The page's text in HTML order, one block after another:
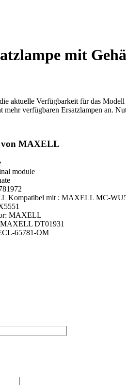
mit
aktuelle Verfügbarkeit für das
mehr verfügbaren Ersatzlampen an.
von MAXELL
module
Kompatibel mit : MAXELL MC-
MAXELL
DT01931
65781-OM